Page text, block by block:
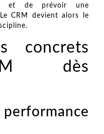
et de prévoir une
CRM devient alors le
concrets
dès